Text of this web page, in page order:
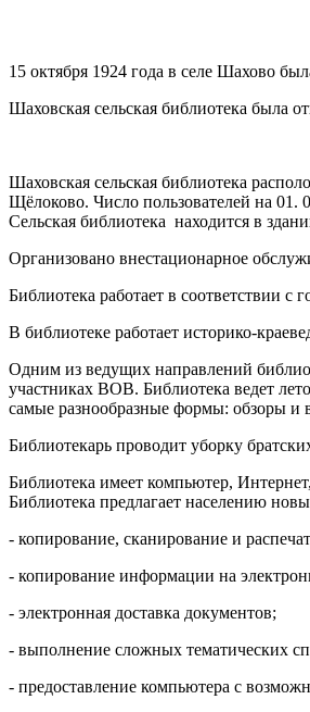
15 октября 1924 года в селе Шахово
Шаховская сельская библиотека была
Шаховская сельская библиотека
Щёлоково. Число пользователей на 01.
Сельская библиотека находится в
Организовано внестационарное
Библиотека работает в соответствии
В библиотеке работает историко-
Одним из ведущих направлений
участниках ВОВ. Библиотека ведет
самые разнообразные формы: обзоры и
Библиотекарь проводит уборку
Библиотека имеет компьютер,
Библиотека предлагает населению
- копирование, сканирование и
- копирование информации на
- электронная доставка документов;
- выполнение сложных тематических
- предоставление компьютера с